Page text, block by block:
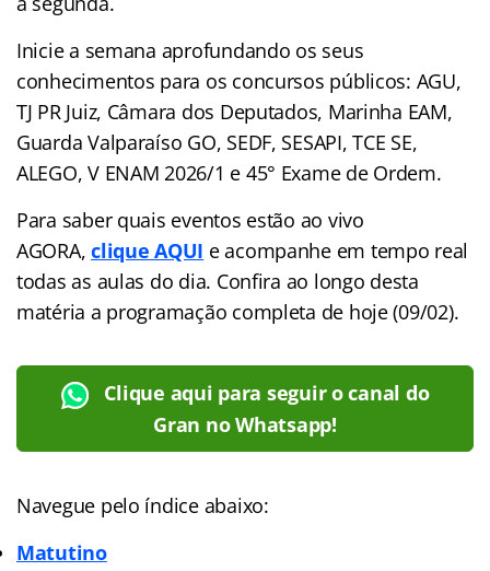
Inicie a semana aprofundando os seus
conhecimentos para os concursos públicos: AGU,
TJ PR Juiz, Câmara dos Deputados, Marinha EAM,
Guarda Valparaíso GO, SEDF, SESAPI, TCE SE,
ALEGO, V ENAM 2026/1 e 45° Exame de Ordem.
Para saber quais eventos estão ao vivo
AGORA,clique AQUI e acompanhe em tempo real
todas as aulas do dia. Confira ao longo desta
matéria a programação completa de hoje (09/02).
Clique aqui para seguir o canal do
Gran no Whatsapp!
Navegue pelo índice abaixo:
Matutino